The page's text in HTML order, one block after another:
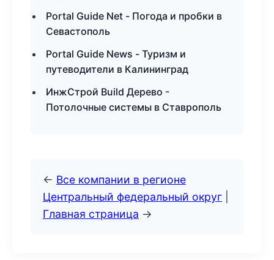
Portal Guide Net - Погода и пробки в
Севастополь
Portal Guide News - Туризм и
путеводители в Калининград
ИнжСтрой Build Дерево -
Потолочные системы в Ставрополь
← Все компании в регионе
Центральный федеральный округ
Главная страница →